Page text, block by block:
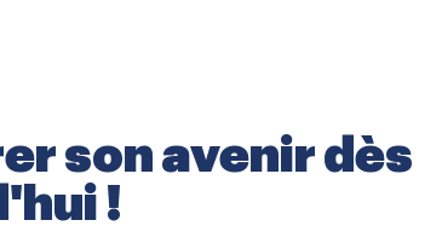
son avenir dès
!